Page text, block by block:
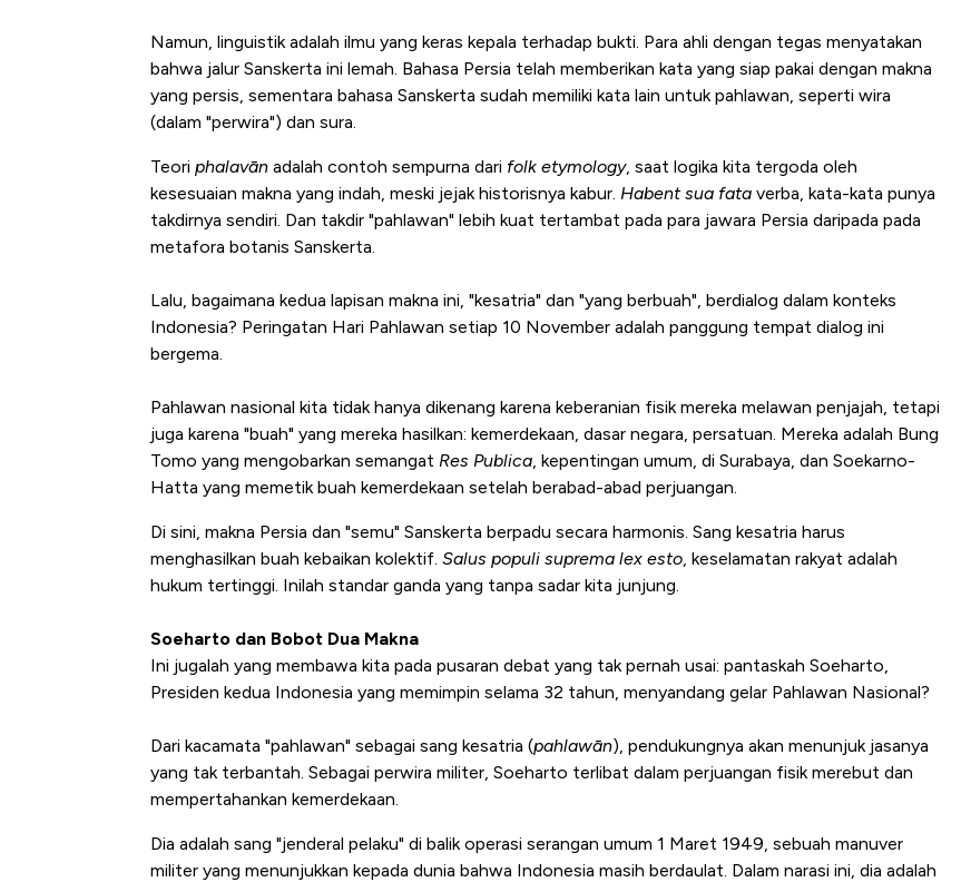
Namun, linguistik adalah ilmu yang keras kepala terhadap bukti. Para ahli dengan tegas menyatakan
bahwa jalur Sanskerta ini lemah. Bahasa Persia telah memberikan kata yang siap pakai dengan makna
yang persis, sementara bahasa Sanskerta sudah memiliki kata lain untuk pahlawan, seperti wira
(dalam "perwira") dan sura.
Teori phalavān adalah contoh sempurna dari folk etymology, saat logika kita tergoda oleh
kesesuaian makna yang indah, meski jejak historisnya kabur. Habent sua fata verba, kata-kata punya
takdirnya sendiri. Dan takdir "pahlawan" lebih kuat tertambat pada para jawara Persia daripada pada
metafora botanis Sanskerta.
Lalu, bagaimana kedua lapisan makna ini, "kesatria" dan "yang berbuah", berdialog dalam konteks
Indonesia? Peringatan Hari Pahlawan setiap 10 November adalah panggung tempat dialog ini
bergema.
Pahlawan nasional kita tidak hanya dikenang karena keberanian fisik mereka melawan penjajah, tetapi
juga karena "buah" yang mereka hasilkan: kemerdekaan, dasar negara, persatuan. Mereka adalah Bung
Tomo yang mengobarkan semangat Res Publica , kepentingan umum, di Surabaya, dan Soekarno-
Hatta yang memetik buah kemerdekaan setelah berabad-abad perjuangan.
Di sini, makna Persia dan "semu" Sanskerta berpadu secara harmonis. Sang kesatria harus
menghasilkan buah kebaikan kolektif. Salus populi suprema lex esto , keselamatan rakyat adalah
hukum tertinggi. Inilah standar ganda yang tanpa sadar kita junjung.
Soeharto dan Bobot Dua Makna
Ini jugalah yang membawa kita pada pusaran debat yang tak pernah usai: pantaskah Soeharto,
Presiden kedua Indonesia yang memimpin selama 32 tahun, menyandang gelar Pahlawan Nasional?
Dari kacamata "pahlawan" sebagai sang kesatria (pahlawān), pendukungnya akan menunjuk jasanya
yang tak terbantah. Sebagai perwira militer, Soeharto terlibat dalam perjuangan fisik merebut dan
mempertahankan kemerdekaan.
Dia adalah sang "jenderal pelaku" di balik operasi serangan umum 1 Maret 1949, sebuah manuver
militer yang menunjukkan kepada dunia bahwa Indonesia masih berdaulat. Dalam narasi ini, dia adalah